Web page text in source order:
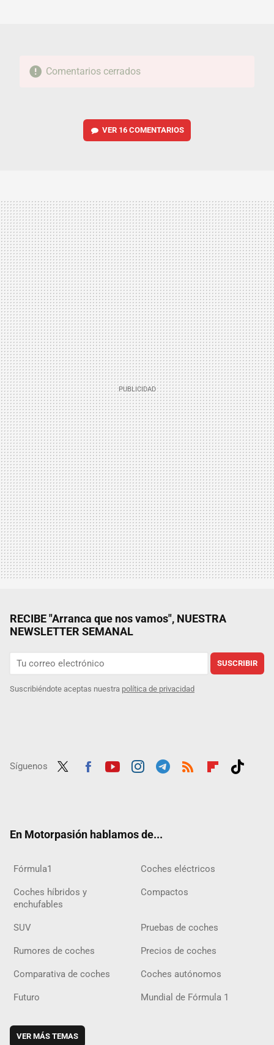
Comentarios cerrados
VER 16 COMENTARIOS
RECIBE "Arranca que nos vamos", NUESTRA
NEWSLETTER SEMANAL
SUSCRIBIR
Suscribiéndote aceptas nuestra política de privacidad
Síguenos
En Motorpasión hablamos de...
Fórmula1 Coches eléctricos
Coches híbridos y
enchufables
Compactos
SUV Pruebas de coches
Rumores de coches Precios de coches
Comparativa de coches Coches autónomos
Futuro Mundial de Fórmula 1
VER MÁS TEMAS